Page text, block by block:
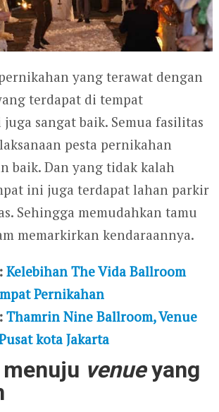
yang terawat dengan
terdapat di tempat
sangat baik. Semua fasilitas
pesta pernikahan
baik. Dan yang tidak kalah
ini juga terdapat lahan parkir
Sehingga memudahkan tamu
memarkirkan kendaraannya.
Kelebihan The Vida Ballroom
Pernikahan
Thamrin Nine Ballroom, Venue
kota Jakarta
venueyang